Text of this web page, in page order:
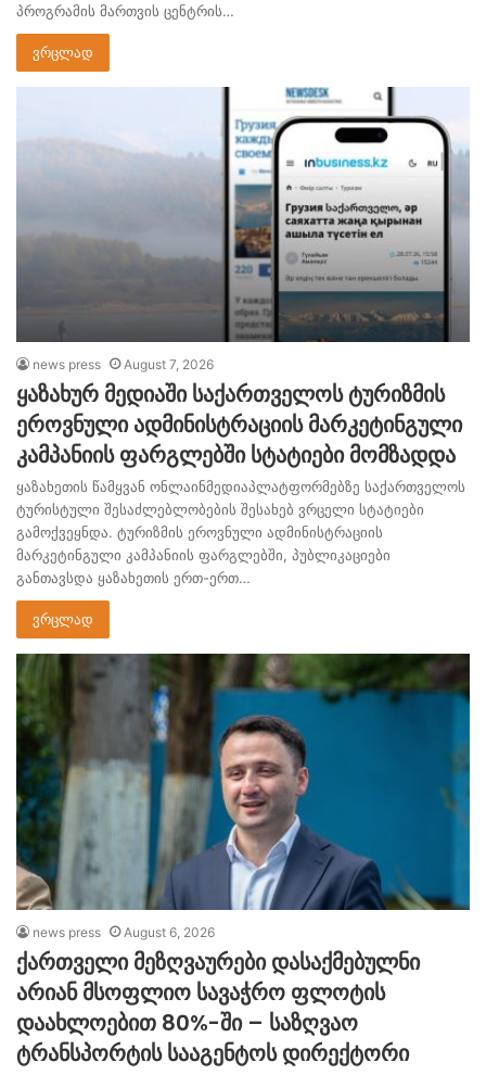
პროგრამის მართვის ცენტრის…
ვრცლად
news press August 7, 2026
ყაზახურ მედიაში საქართველოს ტურიზმის
ეროვნული ადმინისტრაციის მარკეტინგული
კამპანიის ფარგლებში სტატიები მომზადდა
ყაზახეთის წამყვან ონლაინმედიაპლატფორმებზე საქართველოს
ტურისტული შესაძლებლობების შესახებ ვრცელი სტატიები
გამოქვეყნდა. ტურიზმის ეროვნული ადმინისტრაციის
მარკეტინგული კამპანიის ფარგლებში, პუბლიკაციები
განთავსდა ყაზახეთის ერთ-ერთ…
ვრცლად
news press August 6, 2026
ქართველი მეზღვაურები დასაქმებულნი
არიან მსოფლიო სავაჭრო ფლოტის
დაახლოებით 80%-ში – საზღვაო
ტრანსპორტის სააგენტოს დირექტორი